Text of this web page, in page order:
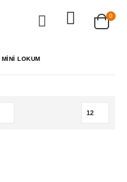
0
MINI LOKUM